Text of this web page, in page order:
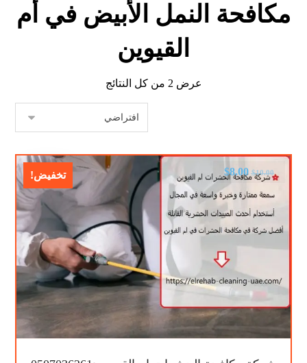
مكافحة النمل الأبيض في أم
القيوين
عرض ⁦2⁩ من كل النتائج
تخفيض! $10.00
$8.00